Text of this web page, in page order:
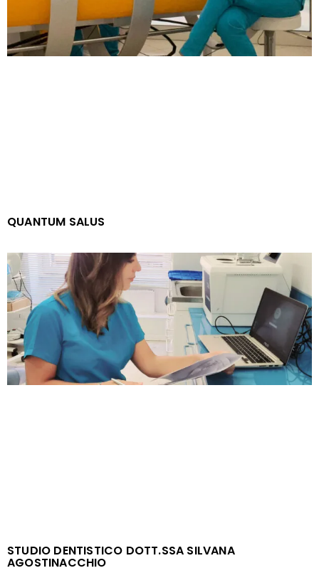
QUANTUM SALUS
STUDIO DENTISTICO DOTT.SSA SILVANA
AGOSTINACCHIO